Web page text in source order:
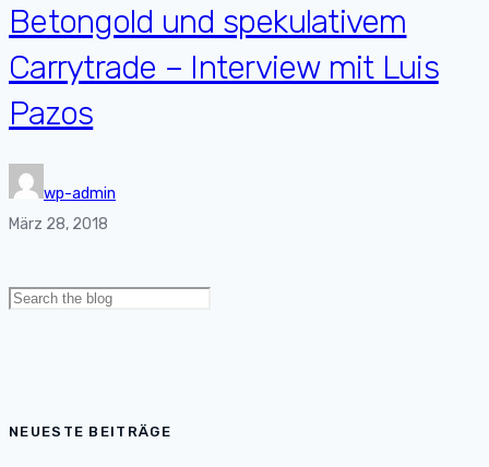
Betongold und spekulativem
Carrytrade – Interview mit Luis
Pazos
wp-admin
März 28, 2018
Search
NEUESTE BEITRÄGE